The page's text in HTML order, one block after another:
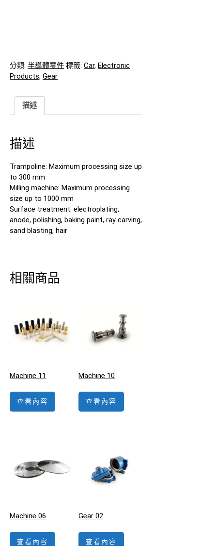
分類: 半導體零件 標籤: Car, Electronic
Products, Gear
描述
描述
Trampoline: Maximum processing size up
to 300 mm
Milling machine: Maximum processing
size up to 1000 mm
Surface treatment: electroplating,
anode, polishing, baking paint, ray carving,
sand blasting, hair
相關商品
Machine 11
查看內容
Machine 10
查看內容
Machine 06
查看內容
Gear 02
查看內容